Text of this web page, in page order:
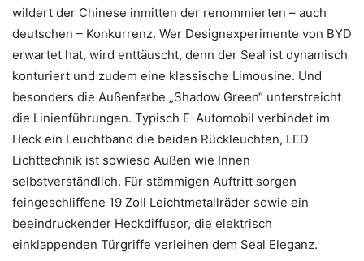
wildert der Chinese inmitten der renommierten – auch
deutschen – Konkurrenz. Wer Designexperimente von BYD
erwartet hat, wird enttäuscht, denn der Seal ist dynamisch
konturiert und zudem eine klassische Limousine. Und
besonders die Außenfarbe „Shadow Green“ unterstreicht
die Linienführungen. Typisch E-Automobil verbindet im
Heck ein Leuchtband die beiden Rückleuchten, LED
Lichttechnik ist sowieso Außen wie Innen
selbstverständlich. Für stämmigen Auftritt sorgen
feingeschliffene 19 Zoll Leichtmetallräder sowie ein
beeindruckender Heckdiffusor, die elektrisch
einklappenden Türgriffe verleihen dem Seal Eleganz.